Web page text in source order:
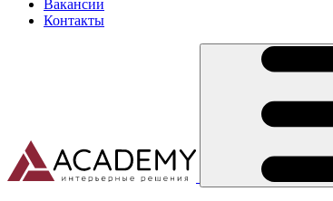
Вакансии
Контакты